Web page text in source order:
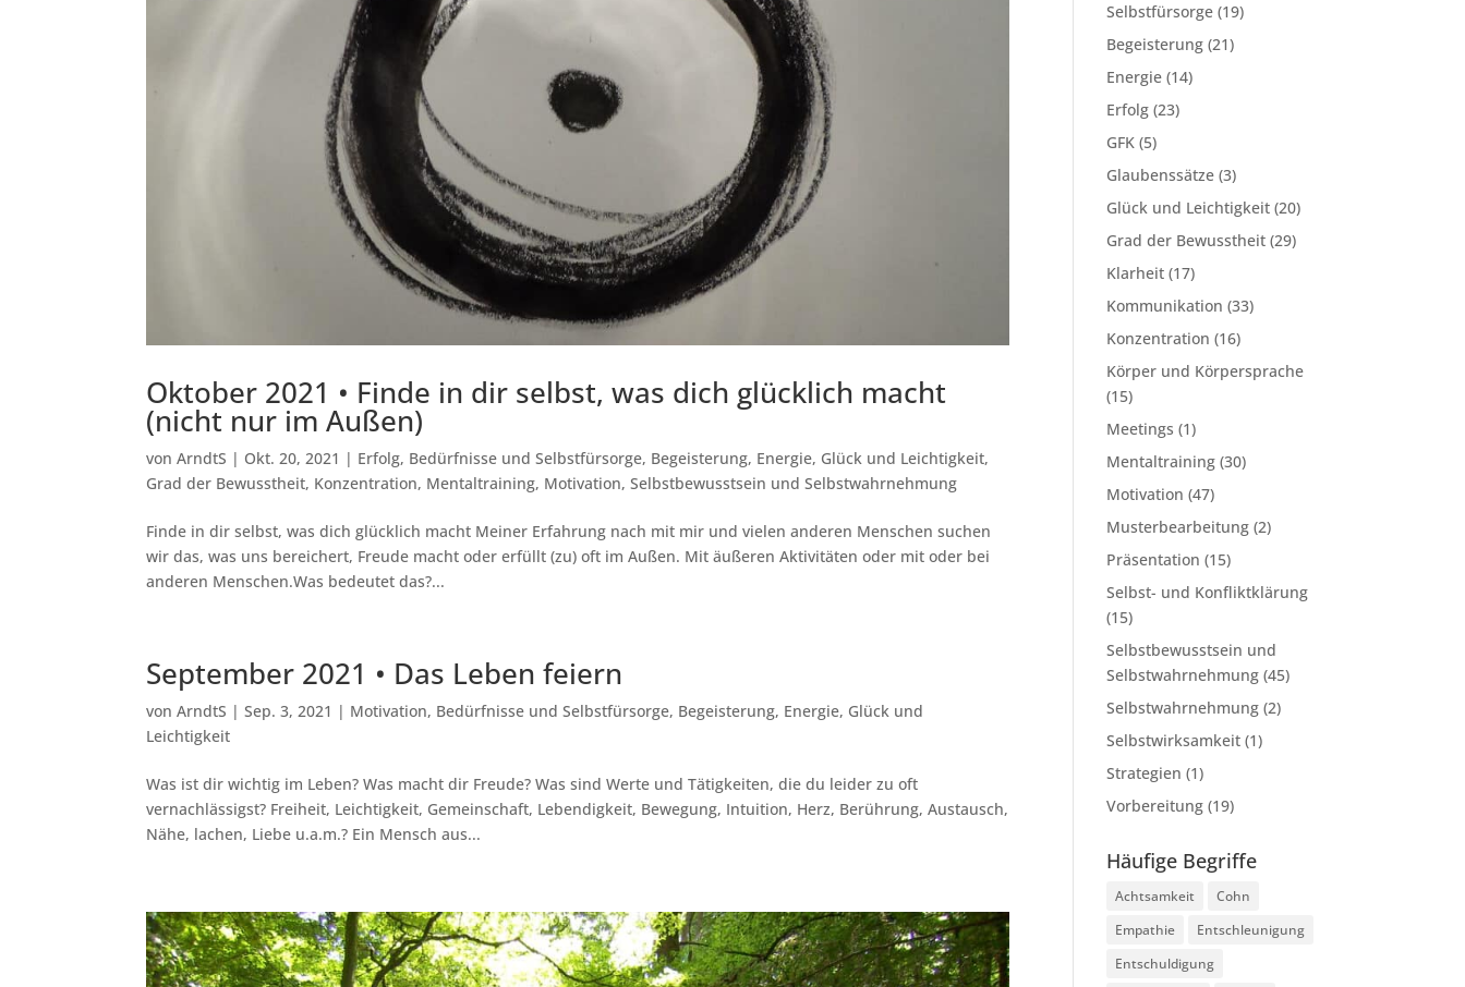
Oktober 2021 • Finde in dir selbst, was dich glücklich macht
(nicht nur im Außen)
vonArndtS | Okt. 20, 2021 | Erfolg, Bedürfnisse und Selbstfürsorge, Begeisterung, Energie, Glück und Leichtigkeit,
Grad der Bewusstheit, Konzentration, Mentaltraining, Motivation,Selbstbewusstsein und Selbstwahrnehmung
Finde in dir selbst, was dich glücklich macht Meiner Erfahrung nach mit mir und vielen anderen Menschen suchen
wir das, was uns bereichert, Freude macht oder erfüllt (zu) oft im Außen. Mit äußeren Aktivitäten oder mit oder bei
anderen Menschen.Was bedeutet das?...
September 2021 • Das Leben feiern
vonArndtS |Sep. 3, 2021 | Motivation, Bedürfnisse und Selbstfürsorge, Begeisterung, Energie, Glück und
Leichtigkeit
Was ist dir wichtig im Leben? Was macht dir Freude? Was sind Werte und Tätigkeiten, die du leider zu oft
vernachlässigst? Freiheit, Leichtigkeit, Gemeinschaft, Lebendigkeit, Bewegung, Intuition, Herz, Berührung, Austausch,
Nähe, lachen, Liebe u.a.m.? Ein Mensch aus...
Selbstfürsorge (19)
Begeisterung (21)
Energie (14)
Erfolg (23)
GFK (5)
Glaubenssätze (3)
Glück und Leichtigkeit (20)
Grad der Bewusstheit (29)
Klarheit (17)
Kommunikation (33)
Konzentration (16)
Körper und Körpersprache
(15)
Meetings (1)
Mentaltraining (30)
Motivation (47)
Musterbearbeitung (2)
Präsentation (15)
Selbst- und Konfliktklärung
(15)
Selbstbewusstsein und
Selbstwahrnehmung (45)
Selbstwahrnehmung (2)
Selbstwirksamkeit (1)
Strategien (1)
Vorbereitung (19)
Häufige Begriffe
Achtsamkeit
Cohn
Empathie
Entschleunigung
Entschuldigung